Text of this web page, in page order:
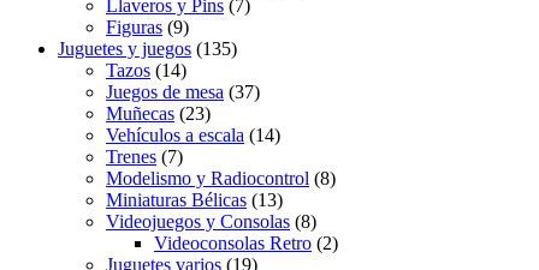
Llaveros y Pins (7)
Figuras (9)
Juguetes y juegos (135)
Tazos (14)
Juegos de mesa (37)
Muñecas (23)
Vehículos a escala (14)
Trenes (7)
Modelismo y Radiocontrol (8)
Miniaturas Bélicas (13)
Videojuegos y Consolas (8)
Videoconsolas Retro (2)
Juguetes varios (19)